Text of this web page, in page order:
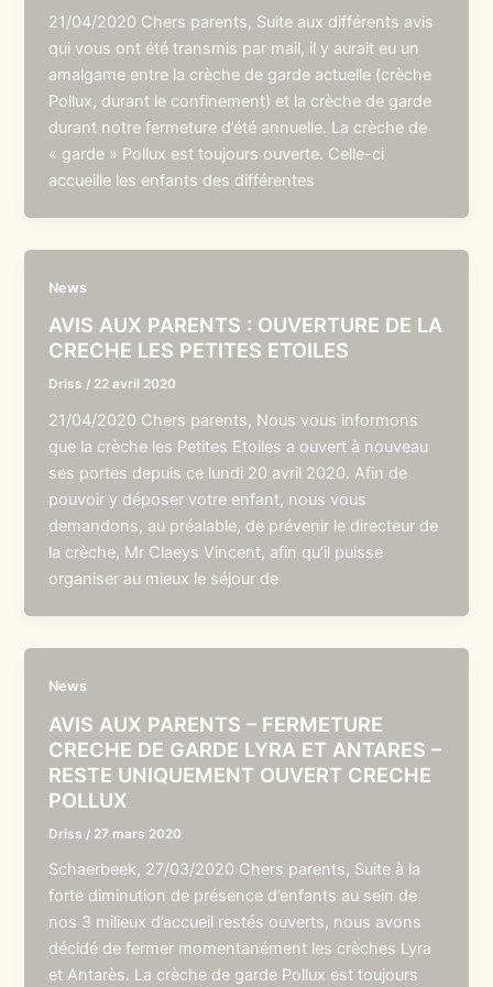
21/04/2020 Chers parents, Suite aux différents avis
qui vous ont été transmis par mail, il y aurait eu un
amalgame entre la crèche de garde actuelle (crèche
Pollux, durant le confinement) et la crèche de garde
durant notre fermeture d’été annuelle. La crèche de
« garde » Pollux est toujours ouverte. Celle-ci
accueille les enfants des différentes
News
AVIS AUX PARENTS : OUVERTURE DE LA
CRECHE LES PETITES ETOILES
Driss / 22 avril 2020
21/04/2020 Chers parents, Nous vous informons
que la crèche les Petites Etoiles a ouvert à nouveau
ses portes depuis ce lundi 20 avril 2020. Afin de
pouvoir y déposer votre enfant, nous vous
demandons, au préalable, de prévenir le directeur de
la crèche, Mr Claeys Vincent, afin qu’il puisse
organiser au mieux le séjour de
News
AVIS AUX PARENTS – FERMETURE
CRECHE DE GARDE LYRA ET ANTARES –
RESTE UNIQUEMENT OUVERT CRECHE
POLLUX
Driss / 27 mars 2020
Schaerbeek, 27/03/2020 Chers parents, Suite à la
forte diminution de présence d’enfants au sein de
nos 3 milieux d’accueil restés ouverts, nous avons
décidé de fermer momentanément les crèches Lyra
et Antarès. La crèche de garde Pollux est toujours